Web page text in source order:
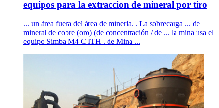
equipos para la extraccion de mineral por tiro
... un área fuera del área de minería. . La sobrecarga ... de
mineral de cobre (oro) (de concentración / de ... la mina usa el
equipo Simba M4 C ITH . de Mina ...